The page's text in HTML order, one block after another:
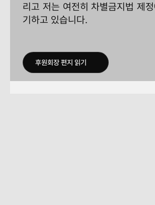
리고 저는 여전히 차별금지법 제
기하고 있습니다.
후원회장 편지 읽기
후원회장 편지 읽기